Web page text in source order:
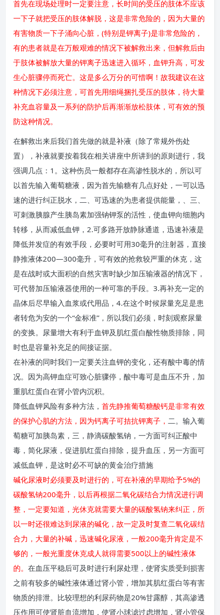
首先在现场处理时一定要注意，长时间的受压的肢体不应该
一下子就把受压的肢体解脱，这是非常危险的，因为大量的
有害物质一下子涌向心脏，(特别是钾离子)是非常危险的，
有的患者就是在万般艰难的情况下被解救出来，但解救后由
于肢体被解放大量的钾离子迅速进入循环，血钾升高，可发
生心脏骤停而死亡。这是多么万分的可惜啊！故我建议在这
种情况下必须注意，可首先用细绳捆扎受压的肢体，待大量
补充血容量及一系列的防护后再渐渐放松肢体，可有效的预
防这种情况。
在解救出来后我们首先做的就是补液（除了常规外伤处
置），补液就要按着我在相关讲座中所讲到的原则进行，我
强调几点：1。这种伤员一般都存在高渗性脱水的，所以可
以首先输入葡萄糖液，因为首先输糖有几点好处，一可以迅
速的进行纠正脱水，二、可迅速的为患者提供能量，、三、
可刺激胰腺产生胰岛素加强钠钾泵的活性，使血钾向细胞内
转移，从而减低血钾，2.可多路开放静脉通道，迅速补液是
降低并发症的有效手段，必要时可用30毫升的注射器，直接
静推液体200—300毫升，可有效的抢救较严重的休克，这
是在战时或大面积的自然灾害时缺少加压输液器的情况下，
可代替加压输液器使用的一种可靠的手段。3.再补充一定的
晶体后尽早输入血浆或代用品，4.在这个时候尿量充足是患
者转危为安的一个“金标准”，所以我们必须，时刻观察尿量
的变换。尿量增大有利于血钾及肌红蛋白酸性物质排除，同
时也是容量补充足的间接证据。
在补液的同时我们一定要关注血钾的变化，还有酸中毒的情
况。因为高钾血症可致心脏骤停，酸中毒可是血压不升，加
重肌红蛋白在肾小管内沉积。
降低血钾风险有多种方法， 首先静推葡萄糖酸钙是非常有效
的保护心肌的方法，因为钙离子可拮抗钾离子， 二。输入葡
萄糖可加胰岛素，三，静滴碳酸氢钠，一方面可纠正酸中
毒，简化尿液，促进肌红蛋白排除，提升血压，另一方面可
减低血钾，是这时必不可缺的黄金治疗措施
碱化尿液时必须要及时进行的，可在补液的早期给予5%的
碳酸氢钠200毫升，以后再根据二氧化碳结合力情况进行调
整，一定要知道，光休克就需要大量的碳酸氢钠来纠正，所
以一时还很难达到尿液的碱化，故一定及时复查二氧化碳结
合力，大量的补碱，迅速碱化尿液，一般200毫升肯定是不
够的，一般光重度休克成人就得需要500以上的碱性液体
的。 在血压平稳后可及时进行利尿处理，使肾实质受到损害
之前有较多的碱性液体通过肾小管，增加其肌红蛋白等有害
物质的排泄。比较理想的利尿药物是20%甘露醇，其高渗透
压作用可使肾脏血流增加，使肾小球滤过虑增加，肾小管保